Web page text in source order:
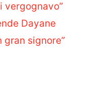
vergognavo”
Dayane
gran signore”